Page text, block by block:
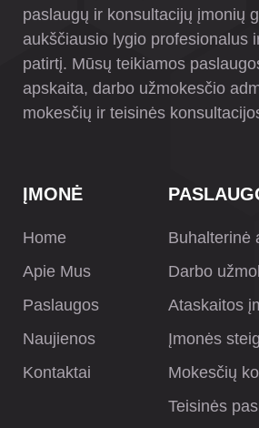
paslaugų ir konsultacijų įmonių
aukščiausio lygio profesionalus
patirtį. Mūsų teikiamos
apskaita, darbo užmokesčio
mokesčių ir teisinės
ĮMONĖ
Home
Apie Mus
Paslaugos
Naujienos
Kontaktai
Buhalterinė
Darbo
Ataskaitos
Įmonės
Mokesčių
Teisinės